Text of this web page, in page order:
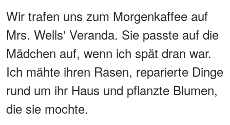
Wir trafen uns zum Morgenkaffee auf
Mrs. Wells' Veranda. Sie passte auf die
Mädchen auf, wenn ich spät dran war.
Ich mähte ihren Rasen, reparierte Dinge
rund um ihr Haus und pflanzte Blumen,
die sie mochte.